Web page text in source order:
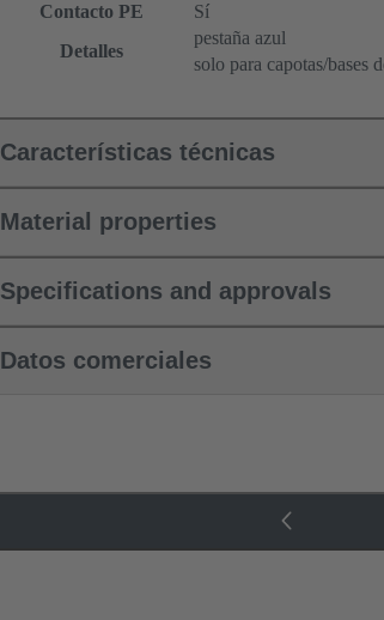
Contacto PE
Sí
Detalles
pestaña azul
solo para capotas/bases
Características técnicas
Material properties
Specifications and approvals
Datos comerciales